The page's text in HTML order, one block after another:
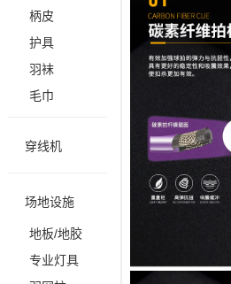
柄皮
护具
羽袜
毛巾
穿线机
场地设施
地板/地胶
专业灯具